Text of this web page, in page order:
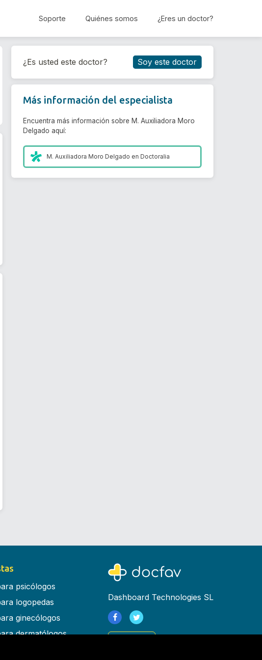
Soporte Quiénes somos ¿Eres un doctor?
Reservar cita
¿Es usted este doctor? Soy este doctor
Más información del especialista
Encuentra más información sobre M. Auxiliadora Moro
Delgado aquí:
M. Auxiliadora Moro Delgado enDoctoralia
psicólogos
logopedas
ginecólogos
dermatólogos
Dashboard Technologies SL